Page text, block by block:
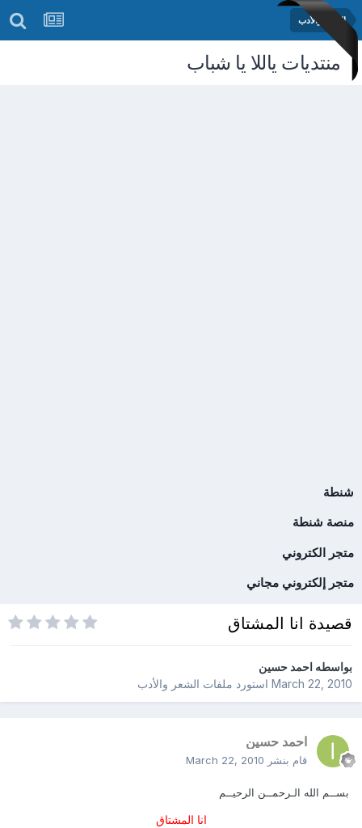
الشعر والأدب
منتديات ياللا يا شباب
شنطة
منصة شنطة
متجر الكتروني
متجر إلكتروني مجاني
قصيدة انا المشتاق
بواسطهاحمد حسين
March 22, 2010استورد ملفات الشعر والأدب
احمد حسين
قام بنشر March 22, 2010
بســم الله الـرحمــن الرحيــم
انا المشتاق